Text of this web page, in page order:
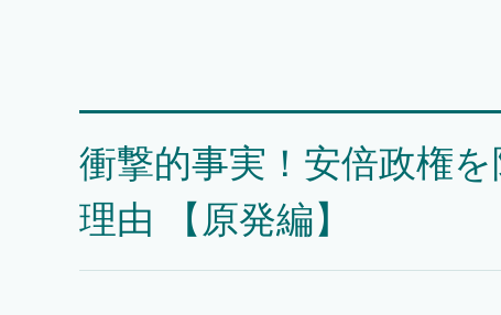
衝撃的事実！安倍政権
理由 【原発編】